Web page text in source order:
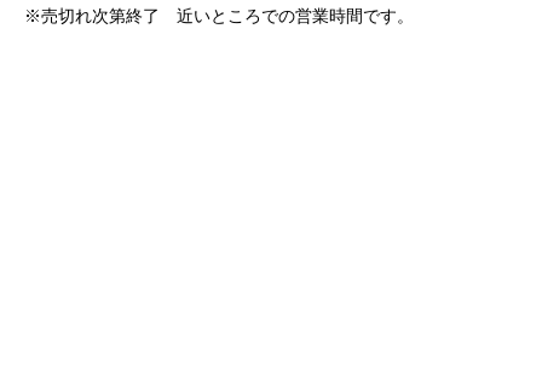
※売切れ次第終了 近いところでの営業時間です。